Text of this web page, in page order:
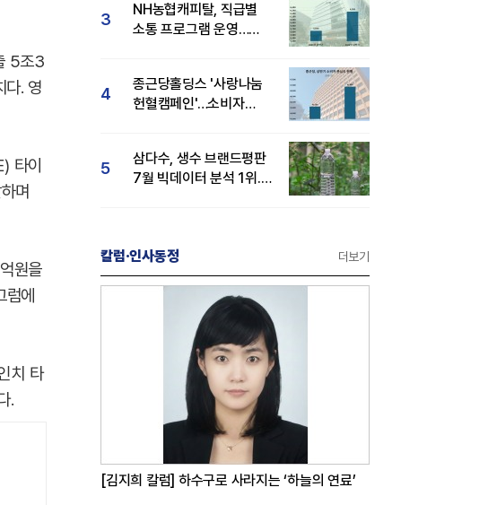
5조3
. 영
타이
며
원을
에
치 타
.
3
NH농협캐피탈, 직급별
소통 프로그램 운영…
4
종근당홀딩스 '사랑나눔
헌혈캠페인'…소비자
5
삼다수, 생수 브랜드평판
7월 빅데이터 분석 1위...
칼럼·인사동정 더보기
[김지희 칼럼] 하수구로 사라지는 ‘하늘의 연료’